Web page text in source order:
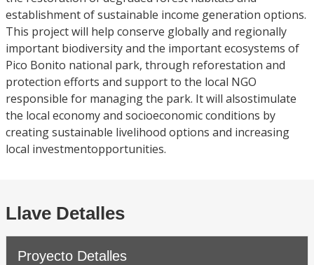
establishment of sustainable income generation options.
This project will help conserve globally and regionally
important biodiversity and the important ecosystems of
Pico Bonito national park, through reforestation and
protection efforts and support to the local NGO
responsible for managing the park. It will alsostimulate
the local economy and socioeconomic conditions by
creating sustainable livelihood options and increasing
local investmentopportunities.
Llave Detalles
Proyecto Detalles